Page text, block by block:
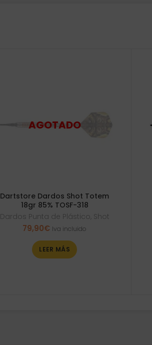
Dartstore Dardos Shot Totem
18gr 85% TOSF-318
Dardos Punta de Plástico, Shot
79,90€ Iva incluido
LEER MÁS